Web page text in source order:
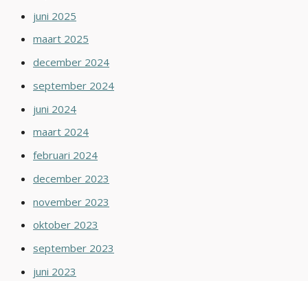
juni 2025
maart 2025
december 2024
september 2024
juni 2024
maart 2024
februari 2024
december 2023
november 2023
oktober 2023
september 2023
juni 2023